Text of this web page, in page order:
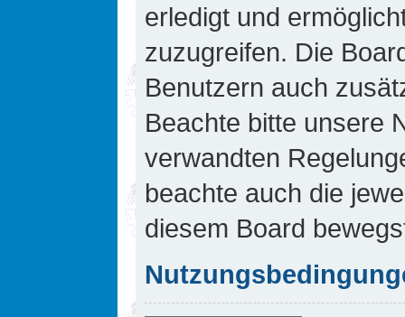
erledigt und
zuzugreifen. Die
Benutzern auch
Beachte bitte unsere
verwandten
beachte auch die
diesem Board